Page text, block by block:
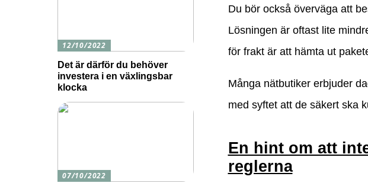
Du bör också överväga att
Lösningen är oftast lite
för frakt är att hämta ut
Många nätbutiker erbjuder
med syftet att de säkert ska
En hint om att
reglerna
12/10/2022
Det är därför du behöver
investera i en växlingsbar
klocka
07/10/2022